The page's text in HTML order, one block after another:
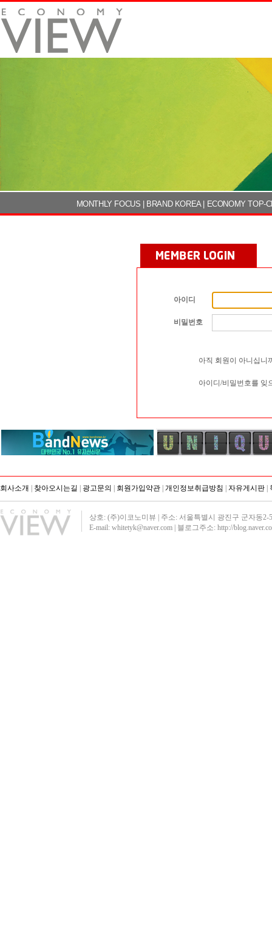
MONTHLY FOCUS BRAND KOREA| ECONOMY TOP-
아이디
비밀번호
아직 회원이 아니십니
아이디/비밀번호를 잊
회사소개 찾아오시는길 광고문의 회원가입약관 개인정보취급방침 자유게시판
상호: (주)이코노미뷰 | 주소: 서울특별시 광진구 군자동2-
E-mail: whitetyk@naver.com | 블로그주소: http://